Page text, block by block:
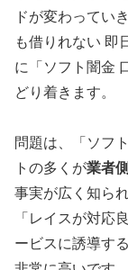
ドが変わってい
も借りれない 即
に「ソフト闇金
どり着きます。
問題は、「ソフ
トの多くが業者
事実が広く知ら
「レイスが対応
ービスに誘導す